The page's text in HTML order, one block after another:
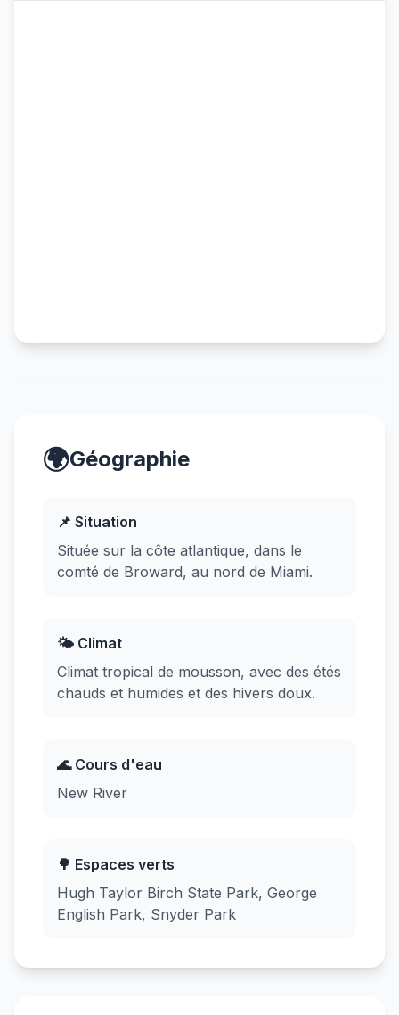
🌍Géographie
📌 Situation
Située sur la côte atlantique, dans le
comté de Broward, au nord de Miami.
🌤️ Climat
Climat tropical de mousson, avec des étés
chauds et humides et des hivers doux.
🌊 Cours d'eau
New River
🌳 Espaces verts
Hugh Taylor Birch State Park, George
English Park, Snyder Park